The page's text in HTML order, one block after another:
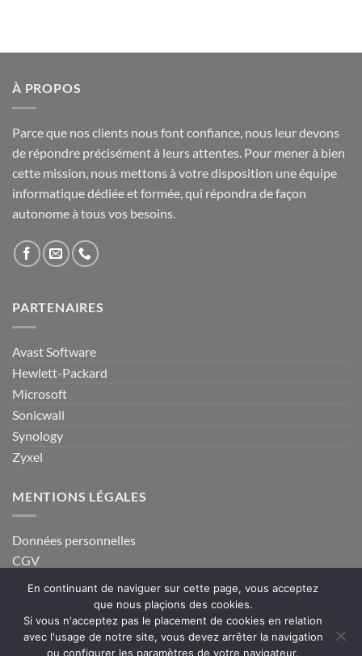
À PROPOS
Parce que nos clients nous font confiance, nous leur devons
de répondre précisément à leurs attentes. Pour mener à bien
cette mission, nous mettons à votre disposition une équipe
informatique dédiée et formée, qui répondra de façon
autonome à tous vos besoins.
PARTENAIRES
Avast Software
Hewlett-Packard
Microsoft
Sonicwall
Synology
Zyxel
MENTIONS LÉGALES
Données personnelles
CGV
Visa MasterCardPayPal Stripe
En continuant de naviguer sur cette page, vous acceptez
que nous plaçions des cookies.
Si vous n'acceptez pas le placement de cookies en relation
avec l'usage de notre site, vous devez arrêter la navigation
ou configurer les paramètres de votre navigateur.